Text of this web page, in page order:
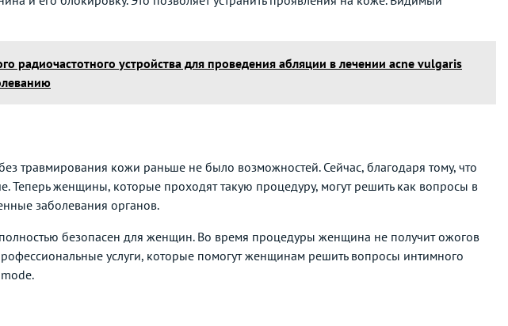
радиочастотного устройства для проведения абляции в лечении acne vulgaris
травмирования кожи раньше не было возможностей. Сейчас, благодаря тому, что
Теперь женщины, которые проходят такую процедуру, могут решить как вопросы в
заболевания органов.
безопасен для женщин. Во время процедуры женщина не получит ожогов
услуги, которые помогут женщинам решить вопросы интимного